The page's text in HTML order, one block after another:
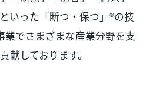
いった「断つ・保つ」®の技
業でさまざまな産業分野を支
献しております。